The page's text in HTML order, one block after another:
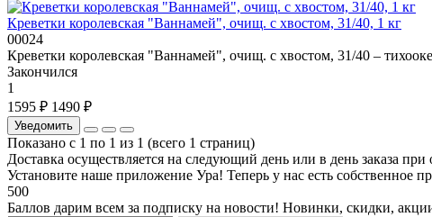
Креветки королевская "Ваннамей", очищ. с хвостом, 31/40, 1 кг
00024
Креветки королевская "Ваннамей", очищ. с хвостом, 31/40 –
Закончился
1
1595 ₽ 1490 ₽
Уведомить
Показано с 1 по 1 из 1 (всего 1 страниц)
Доставка осуществляется на следующий день или в день заказа
Установите наше приложение Ура! Теперь у нас есть собственное
500
Баллов дарим всем за подписку на новости! Новинки, скидки,